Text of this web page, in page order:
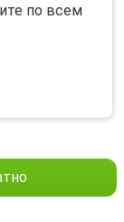
по всем